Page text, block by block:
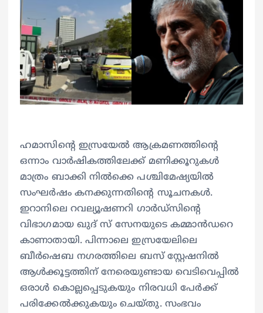
ഹമാസിൻ്റെ ഇസ്രയേൽ ആക്രമണത്തിൻ്റെ
ഒന്നാം വാർഷികത്തിലേക്ക് മണിക്കൂറുകൾ
മാത്രം ബാക്കി നിൽക്കെ പശ്ചിമേഷ്യയിൽ
സംഘർഷം കനക്കുന്നതിന്റെ സൂചനകൾ.
ഇറാനിലെ റവല്യൂഷണറി ഗാർഡ്സിൻ്റെ
വിഭാഗമായ ഖുദ് സ് സേനയുടെ കമ്മാൻഡറെ
കാണാതായി. പിന്നാലെ ഇസ്രയേലിലെ
ബീർഷെബ നഗരത്തിലെ ബസ് സ്റ്റേഷനിൽ
ആൾക്കൂട്ടത്തിന് നേരെയുണ്ടായ വെടിവെപ്പിൽ
ഒരാൾ കൊല്ലപ്പെടുകയും നിരവധി പേർക്ക്
പരിക്കേൽക്കുകയും ചെയ്തു. സംഭവം